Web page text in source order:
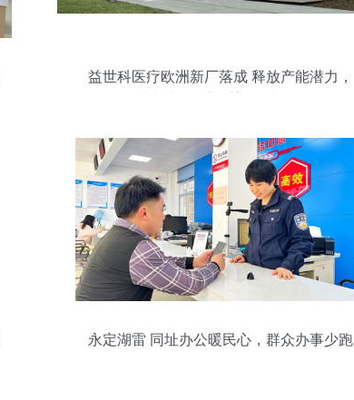
益世科医疗欧洲新厂落成 释放产能潜力，
永定湖雷 同址办公暖民心，群众办事少跑